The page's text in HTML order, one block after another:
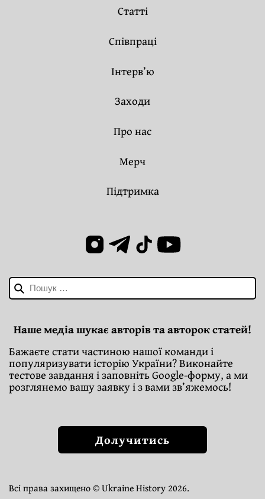
Пошук:
Статті
Співпраці
Інтерв’ю
Заходи
Про нас
Мерч
Підтримка
Наше медіа шукає авторів та авторок статей!
Бажаєте стати частиною нашої команди і
популяризувати історію України? Виконайте
тестове завдання і заповніть Google-форму, а ми
розглянемо вашу заявку і з вами зв’яжемось!
Долучитись
Всі права захищено © Ukraine History 2026.